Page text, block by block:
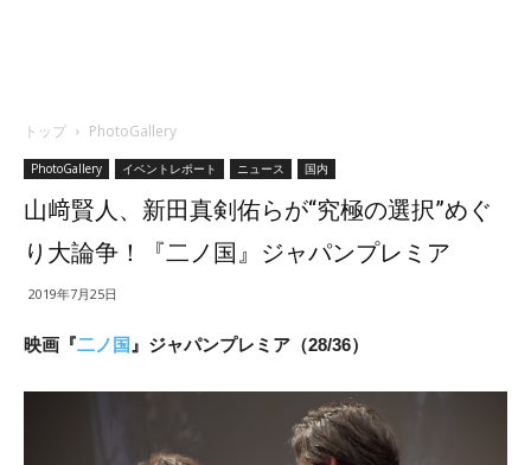
トップ PhotoGallery
PhotoGallery イベントレポート ニュース 国内
山﨑賢人、新田真剣佑らが“究極の選択”めぐ
り大論争！『二ノ国』ジャパンプレミア
2019年7月25日
映画『二ノ国 』ジャパンプレミア（28/36）